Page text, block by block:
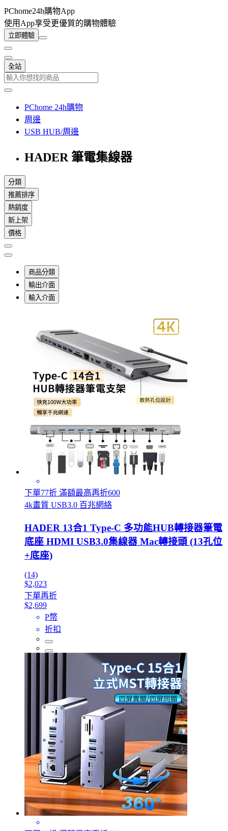
PChome24h購物App
使用App享受更優質的購物體驗
立即體驗
全站
PChome 24h購物
周邊
USB HUB/周邊
HADER 筆電集線器
分類
推薦排序
熱銷度
新上架
價格
商品分類
輸出介面
輸入介面
下單77折 滿額最高再折600
4k畫質 USB3.0 百兆網絡
HADER 13合1 Type-C 多功能HUB轉接器筆電
底座 HDMI USB3.0集線器 Mac轉接頭 (13孔位
+底座)
(14)
$2,023
下單再折
$2,699
P幣
折扣